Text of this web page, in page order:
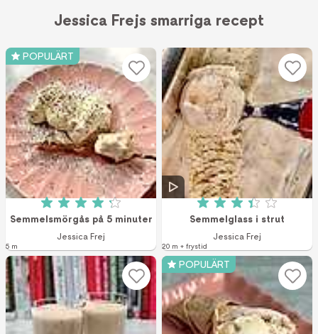
Jessica Frejs smarriga recept
POPULÄRT
Betyg: 4.2 av 5 (19 röster)
Semmelsmörgås på 5 minuter
Jessica Frej
5 m
Betyg: 3.4 av 5
Semmelglass i strut
Jessica Frej
20 m + frystid
POPULÄRT